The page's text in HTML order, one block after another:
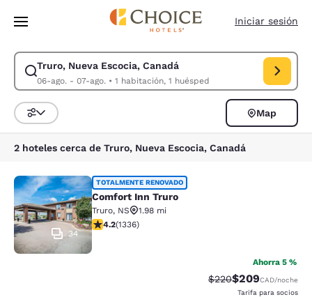
Pasar A Contenido Principal
Iniciar sesión
Truro, Nueva Escocia, Canadá
06-ago. - 07-ago.• 1 habitación, 1 huésped
Modificar la búsqueda de Truro, Nueva Escocia, Canadá. Fecha de
Ordenar y filtrar
Map
2 hoteles cerca de Truro, Nueva Escocia, Canadá
Comfort Inn Truro
34
TOTALMENTE RENOVADO
Comfort Inn Truro
Truro, NS
1.98 mi
calificación de 4.19 estrellas. Muy bueno. 1336 reseñas
4.2(1336)
Ahorra 5 %
Precio tachado:
$220Precio con
$209CAD/noche
Tarifa para socios